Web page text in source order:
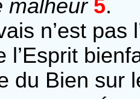
malheur 5.
n’est
l’Esprit
du Bien sur